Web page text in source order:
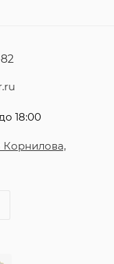
18:00
Корнилова,